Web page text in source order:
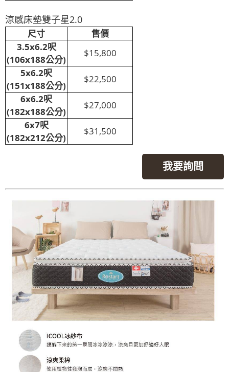
涼感床墊雙子星2.0
尺寸
售價
3.5x6.2呎
(106x188公分)
$15,800
5x6.2呎
(151x188公分)
$22,500
6x6.2呎
(182x188公分)
$27,000
6x7呎
(182x212公分)
$31,500
我要詢問